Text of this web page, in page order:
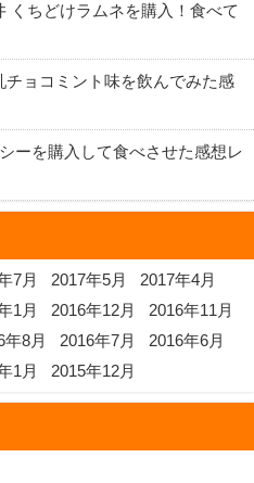
くちどけラムネを購入！食べて
ョコミント味を飲んでみた感
ーを購入して食べさせた感想レ
7月 2017年5月
2017年4月
1月 2016年12月
2016年11月
年8月 2016年7月
2016年6月
1月 2015年12月